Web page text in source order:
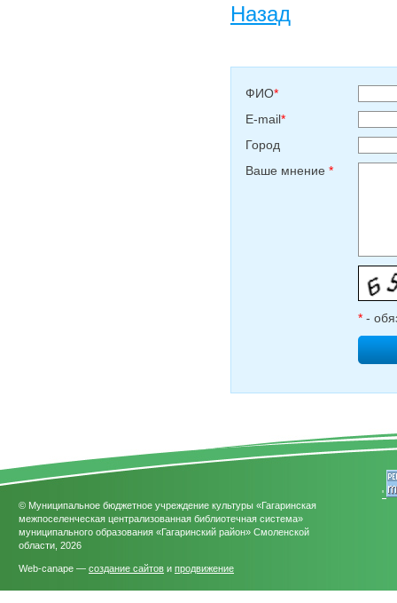
Назад
ФИО*
E-mail*
Город
Ваше мнение *
* -
© Муниципальное бюджетное учреждение культуры «Гагаринская
межпоселенческая централизованная библиотечная система»
муниципального образования «Гагаринский район» Смоленской
области, 2026
Web-canape — создание сайтов и продвижение
'